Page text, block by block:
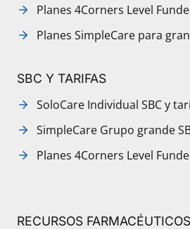
Planes 4Corners Level
Planes SimpleCare para
SBC Y TARIFAS
SoloCare Individual SBC y
SimpleCare Grupo grande
Planes 4Corners Level
RECURSOS FARMACÉUTICOS